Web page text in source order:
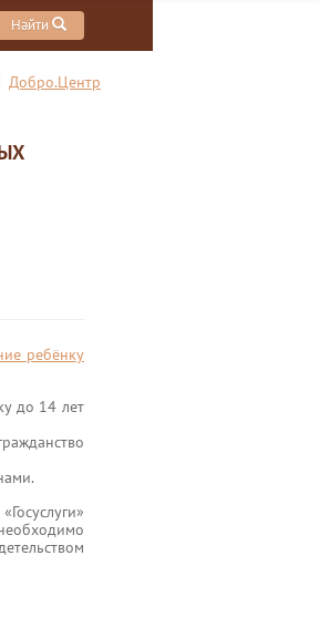
Найти
Добро.Центр
ребёнку
до 14 лет